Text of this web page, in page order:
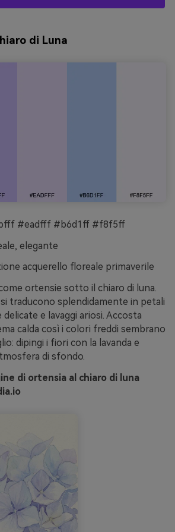
di Luna
#eadfff #b6d1ff #f8f5ff
elegante
acquerello floreale primaverile
ortensie sotto il chiaro di luna.
traducono splendidamente in petali
e lavaggi ariosi. Accosta
calda così i colori freddi sembrano
dipingi i fiori con la lavanda e
di sfondo.
di ortensia al chiaro di luna